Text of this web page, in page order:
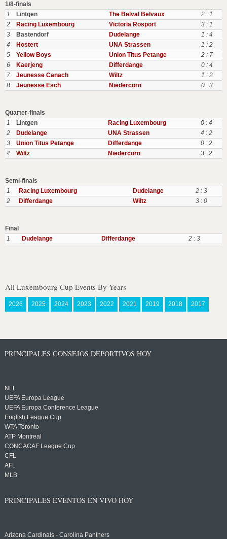
1/8-finals
1
Lintgen The Belval Belvaux
2 : 1
2
Racing Luxembourg Victoria Rosport
3 : 1
3
Bastendorf Dudelange
1 : 4
4
Hostert UNA Strassen
1 : 2
5
Yellow Boys Union Titus Petange
2 : 7
6
Kaerjeng Differdange
0 : 4
7
Jeunesse Canach Wiltz
1 : 2
8
Jeunesse Esch Niedercorn 0 : 3
Quarter-finals
1
Lintgen Racing Luxembourg
0 : 4
2
Dudelange UNA Strassen
4 : 2
3
Union Titus Petange Differdange
0 : 2
4
Wiltz Niedercorn 3 : 2
Semi-finals
1
Racing Luxembourg Dudelange
2 : 3
2
Differdange Wiltz 3 : 0
Final
1
Dudelange Differdange 2 : 3
All Luxembourg Cup Events By Years
2026 2025 2024 2023 2022 2021 2019 2018 2017
PRINCIPALES CONSEJOS DEPORTIVOS HOY
NFL
UEFA Europa League
UEFA Europa Conference League
English League Cup
WTA Toronto
ATP Montreal
CONCACAF League Cup
CFL
AFL
MLB
PRINCIPALES EVENTOS EN VIVO HOY
Arizona Cardinals - Carolina Panthers